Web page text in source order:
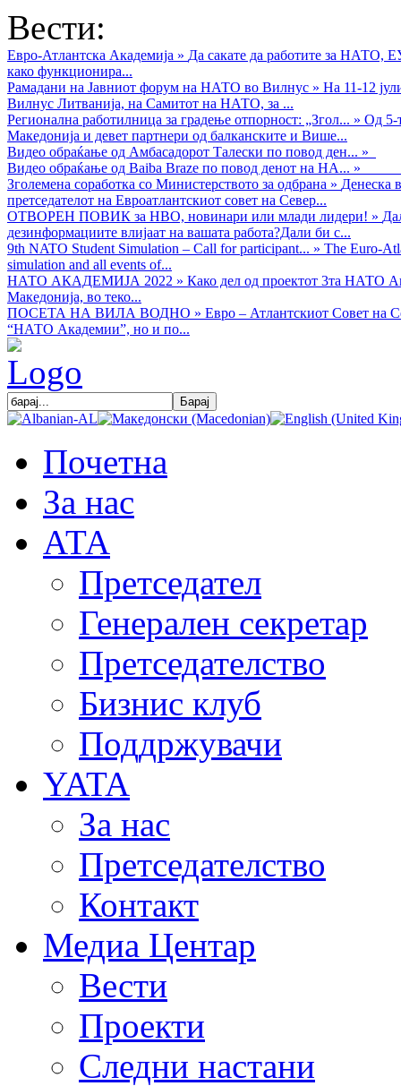
Вести:
Евро-Атлантска Академија » Да сакате да работите за НАТО,
како функционира...
Рамадани на Јавниот форум на НАТО во Вилнус » На 11-12
Вилнус Литванија, на Самитот на НАТО, за ...
Регионална работилница за градење отпорност: „Згол... » Од 5-
Македонија и девет партнери од балканските и Више...
Видео обраќањe од Амбасадорот Талески по повод ден... »
Видео обраќање од Baiba Braze по повод денот на НА... »
Зголемена соработка со Министерството за одбрана » Денеска
претседателот на Евроатлантскиот совет на Север...
ОТВОРЕН ПОВИК за НВО, новинари или млади лидери! »
дезинформациите влијаат на вашата работа?Дали би с...
9th NATO Student Simulation – Call for participant... » The Euro-
simulation and all events of...
НАТО АКАДЕМИЈА 2022 » Како дел од проектот 3та НАТО
Македонија, во теко...
ПОСЕТА НА ВИЛА ВОДНО » Евро – Атлантскиот Совет на
“НАТО Академии”, но и по...
Почетна
За нас
АТА
Претседател
Генерален секретар
Претседателство
Бизнис клуб
Поддржувачи
YATA
За нас
Претседателство
Контакт
Медиа Центар
Вести
Проекти
Следни настани